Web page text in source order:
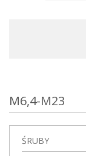
M6,4-M23
ŚRUBY